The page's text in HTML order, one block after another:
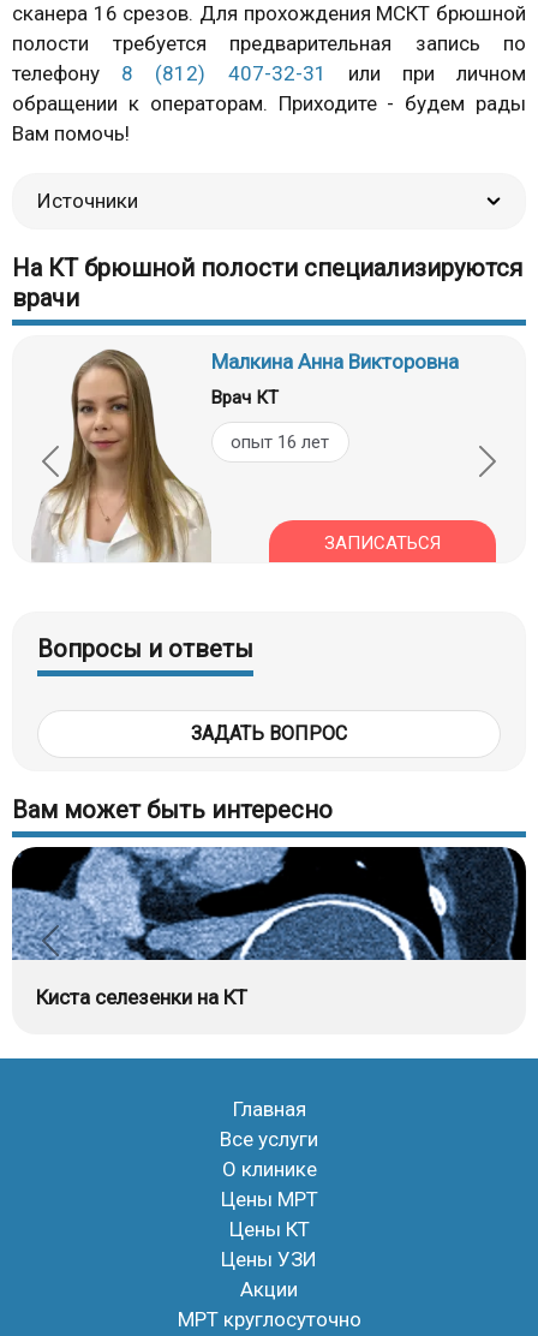
сканера 16 срезов. Для прохождения МСКТ брюшной
полости требуется предварительная запись по
телефону 8 (812) 407-32-31
или при личном
обращении к операторам. Приходите - будем рады
Вам помочь!
Источники
На КТ брюшной полости специализируются
врачи
Малкина Анна Викторовна
Врач КТ
опыт 16 лет
ЗАПИСАТЬСЯ
Вопросы и ответы
ЗАДАТЬ ВОПРОС
Вам может быть интересно
Киста селезенки на КТ
Главная
Все услуги
О клинике
Цены МРТ
Цены КТ
Цены УЗИ
Акции
МРТ круглосуточно